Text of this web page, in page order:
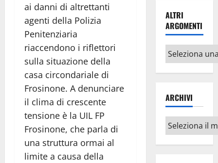
ai danni di altrettanti
agenti della Polizia
Penitenziaria
riaccendono i riflettori
sulla situazione della
casa circondariale di
Frosinone. A denunciare
il clima di crescente
tensione è la UIL FP
Frosinone, che parla di
una struttura ormai al
limite a causa della
ALTRI
ARGOMENTI
Altri
argomenti
ARCHIVI
Archivi